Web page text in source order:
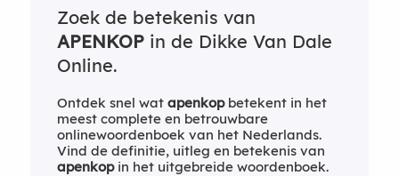
Zoek de betekenis van
APENKOPin de Dikke Van Dale
Online.
Ontdek snel wat apenkopbetekent in het
meest complete en betrouwbare
onlinewoordenboek van het Nederlands.
Vind de definitie, uitleg en betekenis van
apenkopin het uitgebreide woordenboek.